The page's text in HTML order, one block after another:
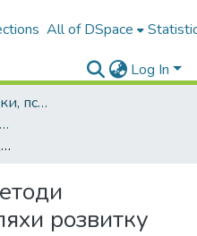
All of DSpace
Log In
Факультет педагогіки, психології і професійної освіти
Наукові публікації. Виступи
Обдарованість: методи діагностики та шляхи розвитку
розвитку